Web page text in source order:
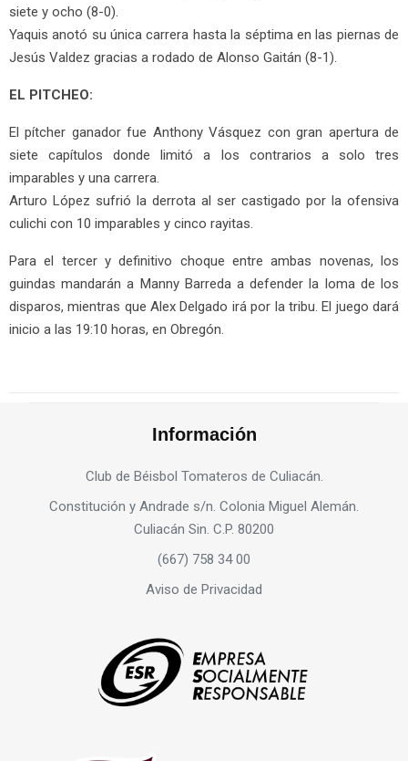
siete y ocho (8-0).
Yaquis anotó su única carrera hasta la séptima en las piernas de
Jesús Valdez gracias a rodado de Alonso Gaitán (8-1).
EL PITCHEO:
El pítcher ganador fue Anthony Vásquez con gran apertura de
siete capítulos donde limitó a los contrarios a solo tres
imparables y una carrera.
Arturo López sufrió la derrota al ser castigado por la ofensiva
culichi con 10 imparables y cinco rayitas.
Para el tercer y definitivo choque entre ambas novenas, los
guindas mandarán a Manny Barreda a defender la loma de los
disparos, mientras que Alex Delgado irá por la tribu. El juego dará
inicio a las 19:10 horas, en Obregón.
Información
Club de Béisbol Tomateros de Culiacán.
Constitución y Andrade s/n. Colonia Miguel Alemán.
Culiacán Sin. C.P. 80200
(667) 758 34 00
Aviso de Privacidad